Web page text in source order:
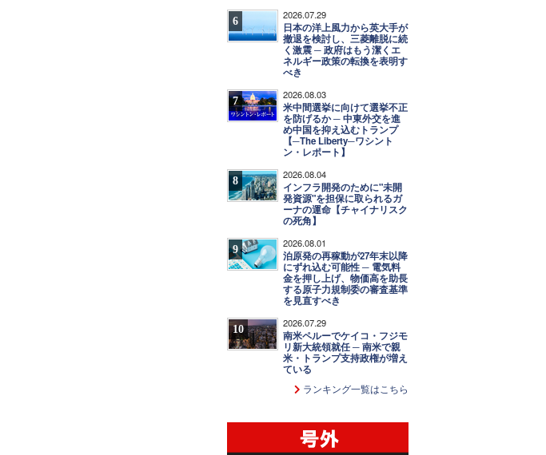
6 2026.07.29
日本の洋上風力から英大手が
撤退を検討し、三菱離脱に続
く激震 ─ 政府はもう潔くエ
ネルギー政策の転換を表明す
べき
7 2026.08.03
米中間選挙に向けて選挙不正
を防げるか ─ 中東外交を進
め中国を抑え込むトランプ
【─The Liberty─ワシント
ン・レポート】
8 2026.08.04
インフラ開発のために"未開
発資源"を担保に取られるガ
ーナの運命【チャイナリスク
の死角】
9 2026.08.01
泊原発の再稼動が27年末以降
にずれ込む可能性 ─ 電気料
金を押し上げ、物価高を助長
する原子力規制委の審査基準
を見直すべき
10 2026.07.29
南米ペルーでケイコ・フジモ
リ新大統領就任 ─ 南米で親
米・トランプ支持政権が増え
ている
ランキング一覧はこちら